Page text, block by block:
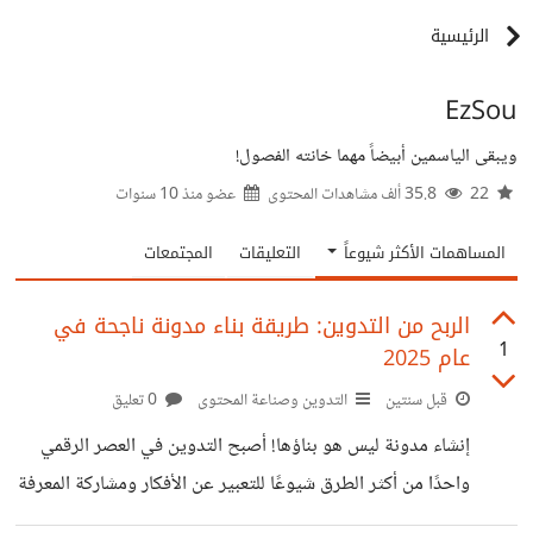
الرئيسية
EzSou
ويبقى الياسمين أبيضاً مهما خانته الفصول!
عضو منذ10 سنوات
المساهمات الأكثر شيوعاً التعليقات المجتمعات
1
الربح من التدوين: طريقة بناء مدونة ناجحة في
عام 2025
قبل سنتين التدوين وصناعة المحتوى
إنشاء مدونة ليس هو بناؤها! أصبح التدوين في العصر الرقمي
واحدًا من أكثر الطرق شيوعًا للتعبير عن الأفكار ومشاركة المعرفة
مع العالم. ما يميز التدوين هو قدرته على التحول من مجرد